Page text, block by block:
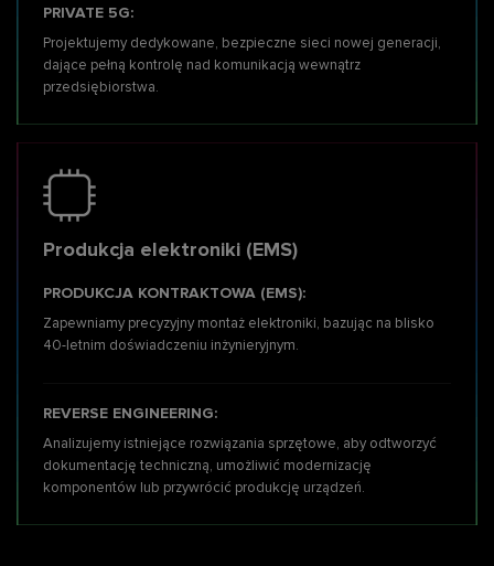
PRIVATE 5G:
Projektujemy dedykowane, bezpieczne sieci nowej generacji,
dające pełną kontrolę nad komunikacją wewnątrz
przedsiębiorstwa.
Produkcja elektroniki (EMS)
PRODUKCJA KONTRAKTOWA (EMS):
Zapewniamy precyzyjny montaż elektroniki, bazując na blisko
40-letnim doświadczeniu inżynieryjnym.
REVERSE ENGINEERING:
Analizujemy istniejące rozwiązania sprzętowe, aby odtworzyć
dokumentację techniczną, umożliwić modernizację
komponentów lub przywrócić produkcję urządzeń.